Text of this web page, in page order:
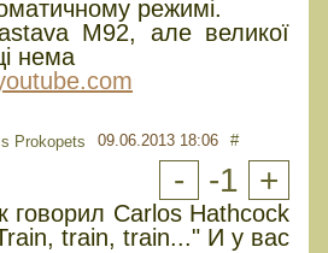
режимі.
M92, але великої
нема
Prokopets 09.06.2013 18:06 #
- -1 +
говорил Carlos Hathcock
train, train..." И у вас